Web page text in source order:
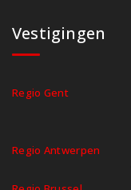
Vestigingen
Regio Gent
Regio Antwerpen